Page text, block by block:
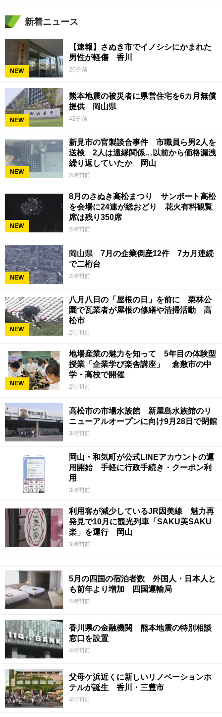
新着ニュース
NEW
【速報】さぬき市でイノシシにかまれた
男性が軽傷 香川
20分前
NEW
熊本地震の被災者に県営住宅を6カ月無償
提供 岡山県
42分前
NEW
新見市の官製談合事件 市職員ら男2人を
送検 2人は遠縁関係…以前から価格漏洩
繰り返していたか 岡山
2時間前
NEW
8月のさぬき高松まつり サンポート高松
を会場に24連が総おどり 花火有料観覧
席は残り350席
2時間前
NEW
岡山県 7月の企業倒産12件 7カ月連続
で二桁台
2時間前
NEW
八月八日の「屋根の日」を前に 栗林公
園で瓦業者が屋根の修繕や清掃活動 高
松市
2時間前
NEW
地場産業の魅力を知って 5年目の体験型
授業「企業学び楽舎講座」 倉敷市の中
学・高校で開催
2時間前
高松市の市場水族館 新屋島水族館のリ
ニューアルオープンに向け9月28日で閉館
3時間前
岡山・和気町が公式LINEアカウントの運
用開始 手軽に行政手続き・クーポン利
用
3時間前
利用客が減少しているJR因美線 魅力再
発見で10月に観光列車「SAKU美SAKU
楽」を運行 岡山
3時間前
5月の四国の宿泊者数 外国人・日本人と
も前年より増加 四国運輸局
4時間前
香川県の金融機関 熊本地震の特別相談
窓口を設置
4時間前
父母ケ浜近くに新しいリノベーションホ
テルが誕生 香川・三豊市
4時間前